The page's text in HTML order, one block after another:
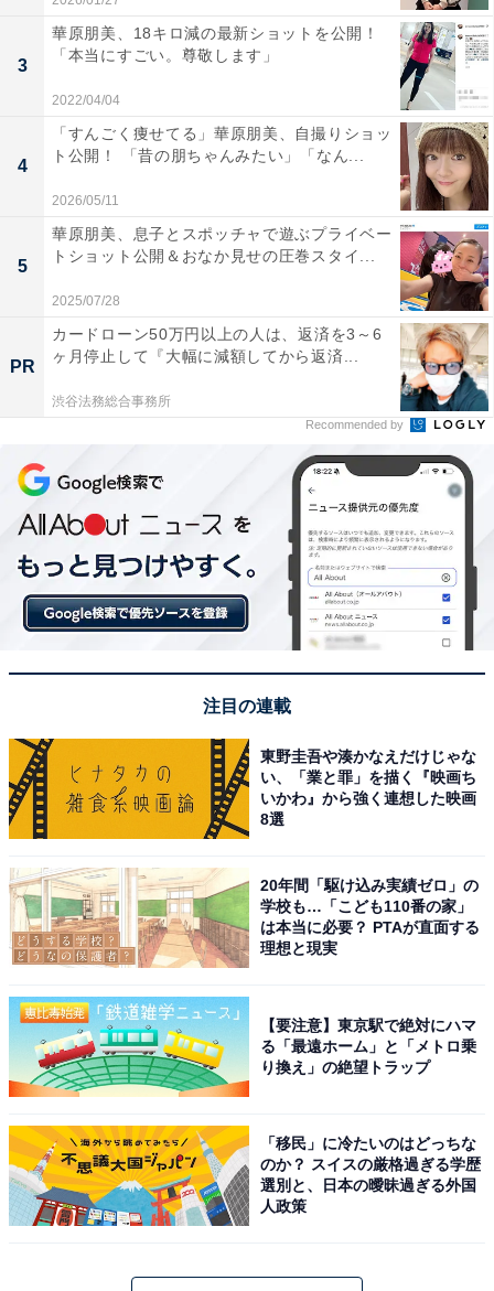
3
華原朋美、18キロ減の最新ショットを公開！
「本当にすごい。尊敬します」
2022/04/04
4
「すんごく痩せてる」華原朋美、自撮りショッ
ト公開！ 「昔の朋ちゃんみたい」「なん...
2026/05/11
5
華原朋美、息子とスポッチャで遊ぶプライベー
トショット公開＆おなか見せの圧巻スタイ...
2025/07/28
PR
カードローン50万円以上の人は、返済を3～6
ヶ月停止して『大幅に減額してから返済...
渋谷法務総合事務所
Recommended by
注目の連載
東野圭吾や湊かなえだけじゃな
い、「業と罪」を描く『映画ち
いかわ』から強く連想した映画
8選
20年間「駆け込み実績ゼロ」の
学校も…「こども110番の家」
は本当に必要？ PTAが直面する
理想と現実
【要注意】東京駅で絶対にハマ
る「最遠ホーム」と「メトロ乗
り換え」の絶望トラップ
「移民」に冷たいのはどっちな
のか？ スイスの厳格過ぎる学歴
選別と、日本の曖昧過ぎる外国
人政策